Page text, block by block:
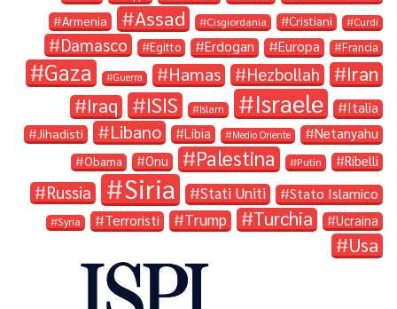
Armenia Assad Cisgiordania Cristiani Curdi
Damasco Egitto Erdogan Europa Francia
Gaza Guerra Hamas Hezbollah Iran
Iraq ISIS Islam Israele Italia
Jihadisti Libano Libia Medio Oriente Netanyahu
Obama Onu Palestina Putin Ribelli
Russia Siria Stati Uniti Stato Islamico
Syria Terroristi Trump Turchia Ucraina
Usa